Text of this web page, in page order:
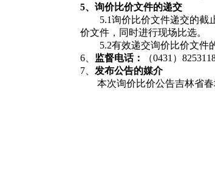
5、 询价比价文件的递交
5.1询价比价文件递交的截
价文件，同时进行现场比选。
5.2有效递交询价比价文件
6、 监督电话： （0431）
7、 发布公告的媒介
本次询价比价公告吉林省